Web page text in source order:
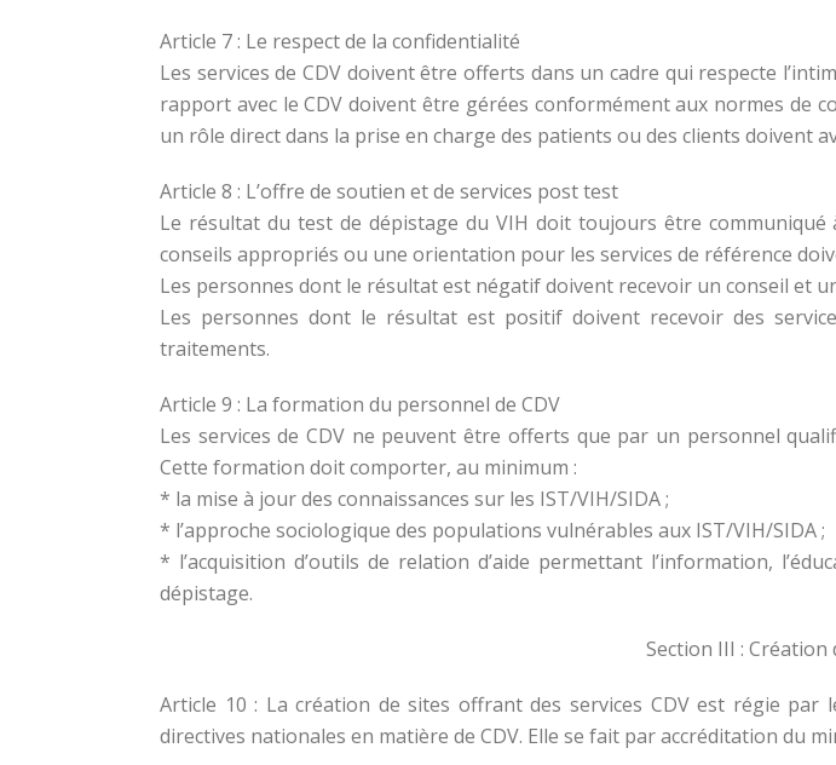
Article 7 : Le respect de la confidentialité
Les services de CDV doivent être offerts dans un cadre qui respecte
rapport avec le CDV doivent être gérées conformément aux normes de
un rôle direct dans la prise en charge des patients ou des clients doivent
Article 8 : L’offre de soutien et de services post test
Le résultat du test de dépistage du VIH doit toujours être
conseils appropriés ou une orientation pour les services de référence
Les personnes dont le résultat est négatif doivent recevoir un conseil et
Les personnes dont le résultat est positif doivent recevoir des
traitements.
Article 9 : La formation du personnel de CDV
Les services de CDV ne peuvent être offerts que par un personnel
Cette formation doit comporter, au minimum :
* la mise à jour des connaissances sur les IST/VIH/SIDA ;
* l’approche sociologique des populations vulnérables aux IST/VIH/SIDA ;
* l’acquisition d’outils de relation d’aide permettant l’information,
dépistage.
Section III : Création
Article 10 : La création de sites offrant des services CDV est régie
directives nationales en matière de CDV. Elle se fait par accréditation du